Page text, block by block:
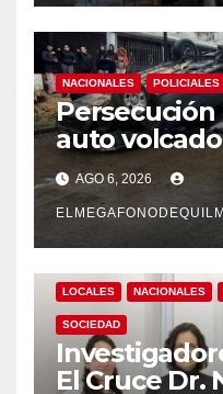
NACIONALES POLICIALES
auto
detenidos
Solano
AGO 6, 2026
LOCALES NACIONALES
SOCIEDAD
El Cruce Dr.